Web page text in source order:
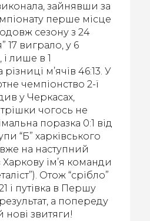
зайнявши за
перше місце
сезону з 24
17 виграло, у 6
і лише в 1
м’ячів 46:13. У
чемпіонство 2-ї
у Черкасах,
чогось не
поразка 0:1 від
“Б” харківського
на наступний
ім’я команди
Отож “срібло”
і путівка в Першу
а попереду
нові звитяги!